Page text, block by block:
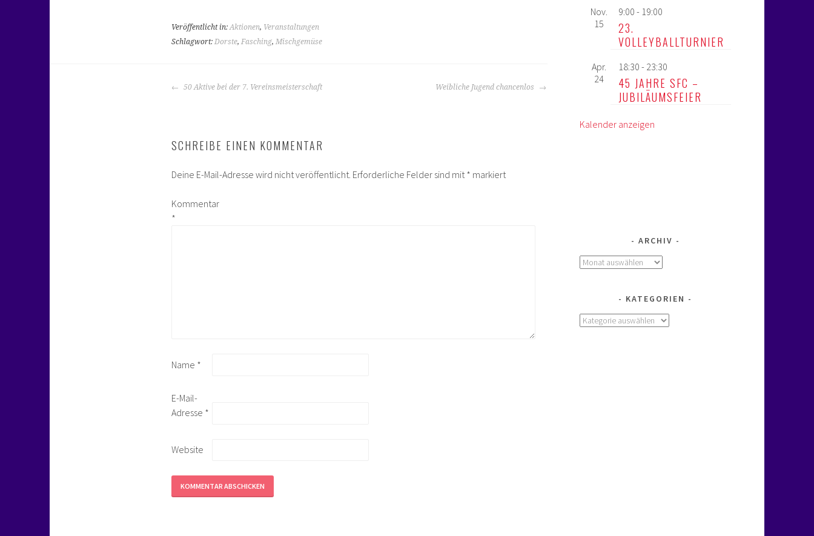
Veröffentlicht in: Aktionen, Veranstaltungen
Schlagwort: Dorste, Fasching, Mischgemüse
BEITRAGS-
50 Aktive bei der 7. Vereinsmeisterschaft Weibliche Jugend chancenlos
SCHREIBE EINEN KOMMENTAR
Deine E-Mail-Adresse wird nicht veröffentlicht. Erforderliche Felder sind mit * markiert
Kommentar
*
Name *
E-Mail-
Adresse *
Website
Nov.
15
9:00 - 19:00
23.
VOLLEYBALLTURNIER
Apr.
24
18:30 - 23:30
45 JAHRE SFC –
JUBILÄUMSFEIER
Kalender anzeigen
ARCHIV
Archiv
KATEGORIEN
Kategorien